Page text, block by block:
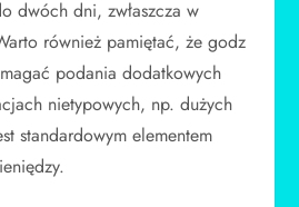
dwóch dni, zwłaszcza w
również pamiętać, że godz
podania dodatkowych
nietypowych, np. dużych
standardowym elementem